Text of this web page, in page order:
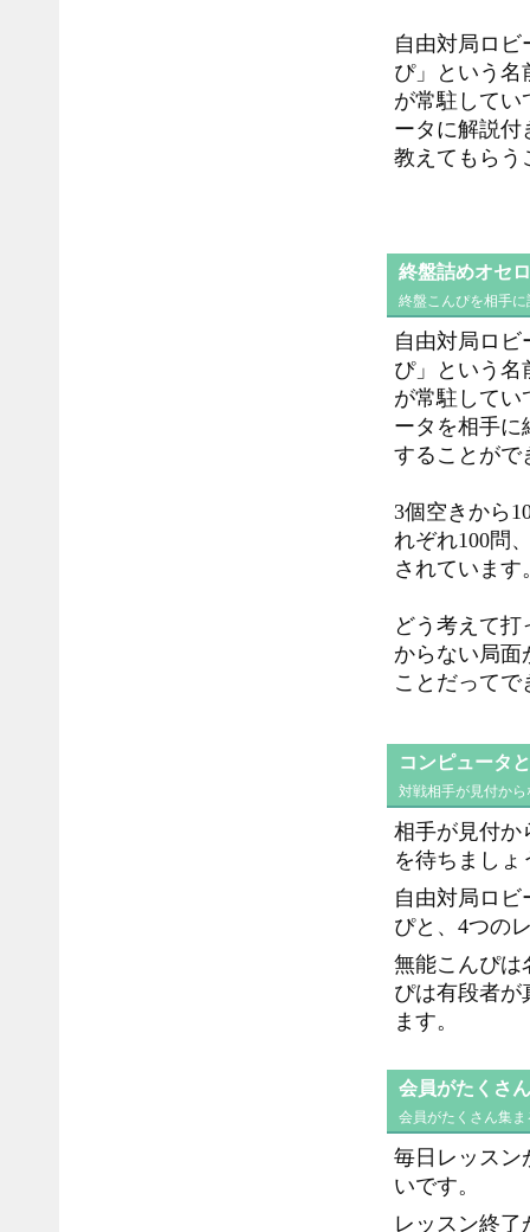
自由対局ロビ
ぴ」という名
が常駐してい
ータに解説付
教えてもらう
終盤詰めオセ
終盤こんぴを相手
自由対局ロビ
ぴ」という名
が常駐してい
ータを相手に
することがで
3個空きから
れぞれ100問
されています
どう考えて
からない局面
ことだってで
コンピュータ
対戦相手が見付か
相手が見付か
を待ちましょ
自由対局ロ
ぴと、4つの
無能こんぴは
ぴは有段者が
ます。
会員がたくさ
会員がたくさん集
毎日レッスン
いです。
レッスン終了